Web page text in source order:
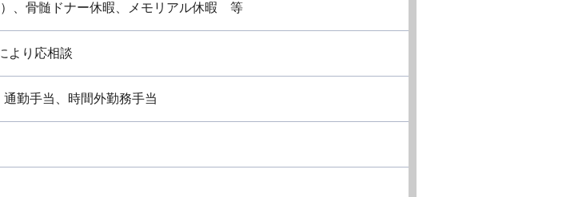
、骨髄ドナー休暇、メモリアル休暇 等
り応相談
勤手当、時間外勤務手当